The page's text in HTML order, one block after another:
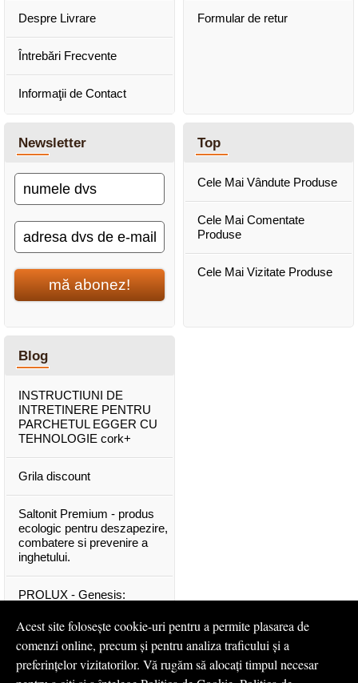
Despre Livrare
Întrebări Frecvente
Informaţii de Contact
Formular de retur
Newsletter
mă abonez!
Top
Cele Mai Vândute Produse
Cele Mai Comentate
Produse
Cele Mai Vizitate Produse
Blog
INSTRUCTIUNI DE
INTRETINERE PENTRU
PARCHETUL EGGER CU
TEHNOLOGIE cork+
Grila discount
Saltonit Premium - produs
ecologic pentru deszapezire,
combatere si prevenire a
inghetului.
PROLUX - Genesis:
calitate superioara
Mascota PROLUX Genesis
Acest site folosește cookie-uri pentru a permite plasarea de
comenzi online, precum și pentru analiza traficului și a
preferințelor vizitatorilor. Vă rugăm să alocați timpul necesar